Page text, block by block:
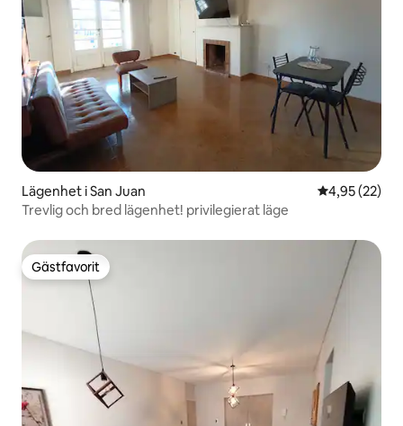
Lägenhet i San Juan 4,95 av 5 i
4,95 (22)
Trevlig och bred lägenhet! privilegierat läge
Gästfavorit
Gästfavorit